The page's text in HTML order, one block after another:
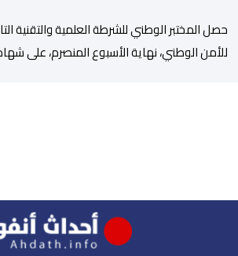
حصل المختبر الوطني للشرطة العلمية والتقنية
للأمن الوطني، نهاية الأسبوع المنصرم، على